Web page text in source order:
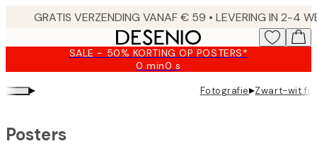
SALE - 50% KORTING OP POSTERS*
0 min0 s
Geldig
▸ Fotografie▸Zwart-wit
Posters